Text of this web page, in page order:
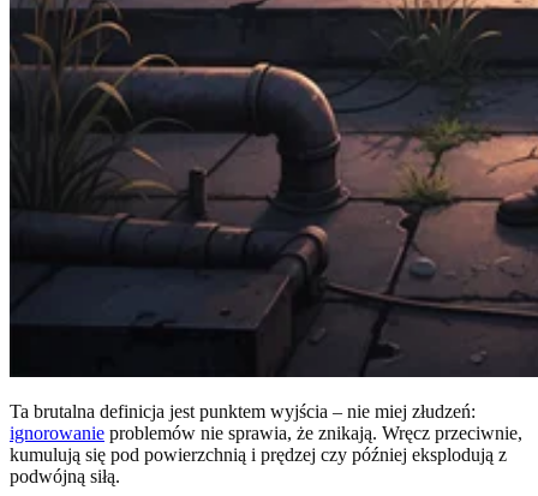
Ta brutalna definicja jest punktem wyjścia – nie miej złudzeń:
ignorowanie problemów nie sprawia, że znikają. Wręcz przeciwnie,
kumulują się pod powierzchnią i prędzej czy później eksplodują z
podwójną siłą.